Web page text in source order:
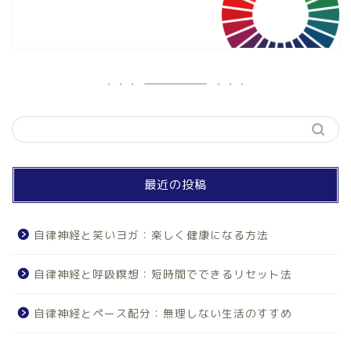
最近の投稿
自律神経と笑いヨガ：楽しく健康になる方法
自律神経と呼吸瞑想：短時間でできるリセット法
自律神経とペース配分：無理しない生活のすすめ